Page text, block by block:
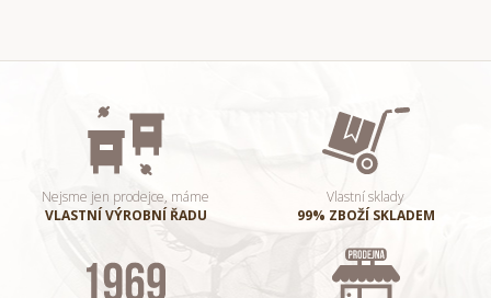
Nejsme jen prodejce, máme
VLASTNÍ VÝROBNÍ ŘADU
Vlastní sklady
99% ZBOŽÍ SKLADEM